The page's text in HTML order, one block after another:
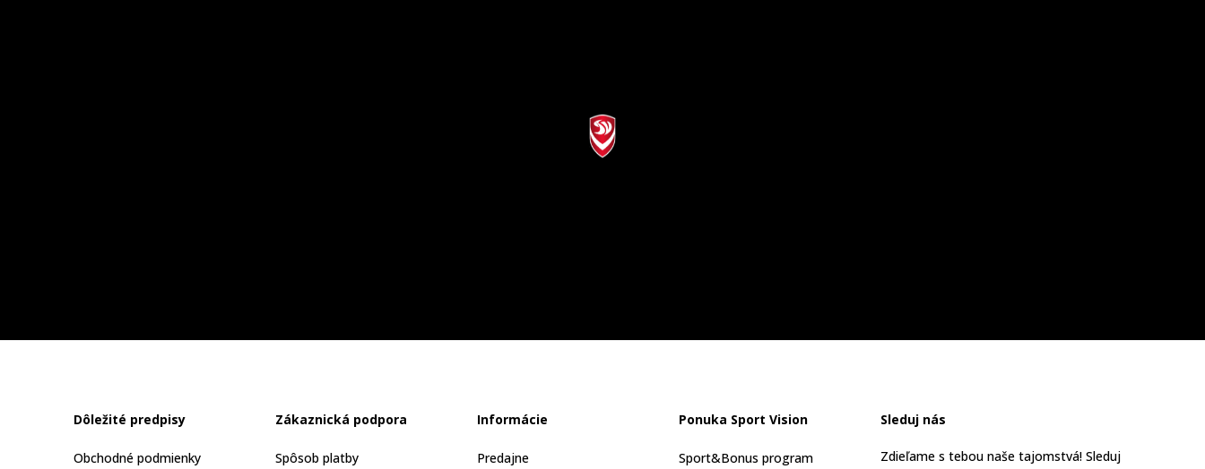
Dôležité predpisy
Obchodné podmienky
Zákaznická podpora
Spôsob platby
Informácie
Predajne
Ponuka Sport Vision
Sport&Bonus program
Sleduj nás
Zdieľame s tebou naše tajomstvá! Sleduj